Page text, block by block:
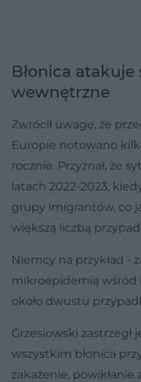
Błonica
wewnętrzne
Zwrócił uwagę, że
Europie notowano
rocznie. Przyznał, że
latach 2022-2023,
grupy imigrantów, co
większą liczbą
Niemcy na przykład -
mikroepidemią wśród
około dwustu
Grzesiowski zastrzegł
wszystkim błonica
zakażenie,